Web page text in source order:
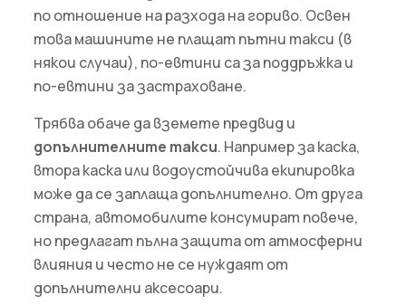
по отношение на разхода на гориво. Освен
това машините не плащат пътни такси (в
някои случаи), по-евтини са за поддръжка и
по-евтини за застраховане.
Трябва обаче да вземете предвид и
допълнителните такси. Например за каска,
втора каска или водоустойчива екипировка
може да се заплаща допълнително. От друга
страна, автомобилите консумират повече,
но предлагат пълна защита от атмосферни
влияния и често не се нуждаят от
допълнителни аксесоари.